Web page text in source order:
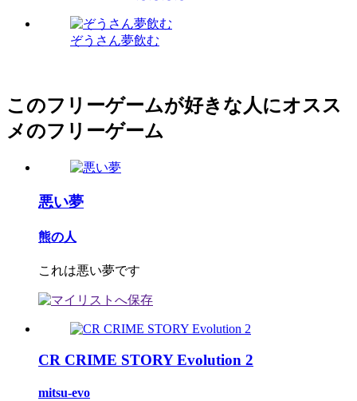
ぞうさん夢飲む
このフリーゲームが好きな人にオスス
メのフリーゲーム
悪い夢
熊の人
これは悪い夢です
CR CRIME STORY Evolution 2
mitsu-evo